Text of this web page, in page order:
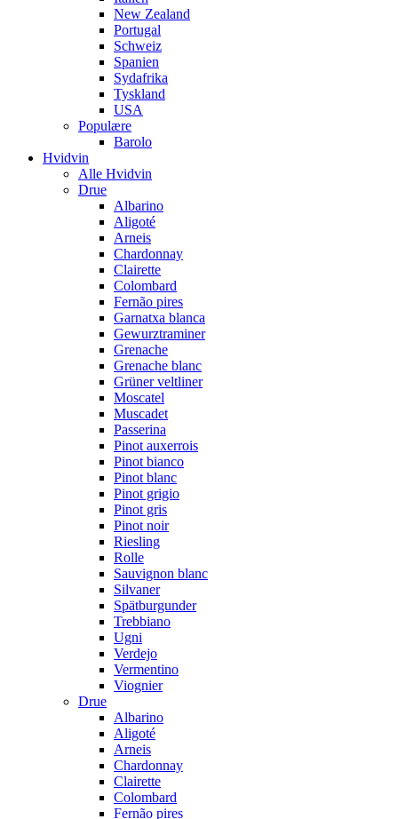
New Zealand
Portugal
Schweiz
Spanien
Sydafrika
Tyskland
USA
Populære
Barolo
Hvidvin
Alle Hvidvin
Drue
Albarino
Aligoté
Arneis
Chardonnay
Clairette
Colombard
Fernão pires
Garnatxa blanca
Gewurztraminer
Grenache
Grenache blanc
Grüner veltliner
Moscatel
Muscadet
Passerina
Pinot auxerrois
Pinot bianco
Pinot blanc
Pinot grigio
Pinot gris
Pinot noir
Riesling
Rolle
Sauvignon blanc
Silvaner
Spätburgunder
Trebbiano
Ugni
Verdejo
Vermentino
Viognier
Drue
Albarino
Aligoté
Arneis
Chardonnay
Clairette
Colombard
Fernão pires